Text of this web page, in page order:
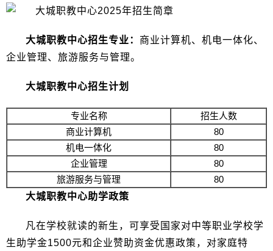
大城职教中心招生专业： 商业计算机、机电一体化、
企业管理、旅游服务与管理。
大城职教中心招生计划
专业名称
招生人数
商业计算机
80
机电一体化
80
企业管理
80
旅游服务与管理
80
大城职教中心助学政策
凡在学校就读的新生，可享受国家对中等职业学校学
生助学金1500元和企业赞助资金优惠政策，对家庭特